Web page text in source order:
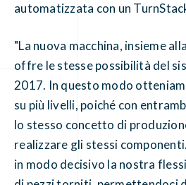
automatizzata con un
"La nuova macchina, insieme
offre le stesse possibilità del
2017. In questo modo
su più livelli, poiché con
lo stesso concetto di
realizzare gli stessi
in modo decisivo la nostra